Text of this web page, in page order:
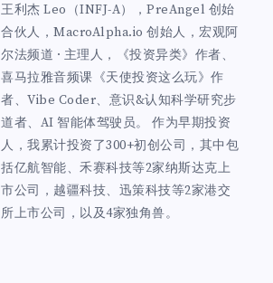
王利杰 Leo（INFJ-A），PreAngel 创始
合伙人，MacroAlpha.io 创始人，宏观阿
尔法频道 · 主理人，《投资异类》作者、
喜马拉雅音频课《天使投资这么玩》作
者、Vibe Coder、意识&认知科学研究步
道者、AI 智能体驾驶员。 作为早期投资
人，我累计投资了300+初创公司，其中包
括亿航智能、禾赛科技等2家纳斯达克上
市公司，越疆科技、迅策科技等2家港交
所上市公司，以及4家独角兽。